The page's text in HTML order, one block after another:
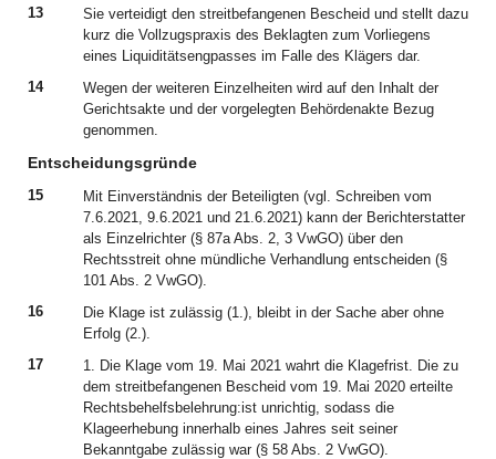
13
Sie verteidigt den streitbefangenen Bescheid und stellt dazu
kurz die Vollzugspraxis des Beklagten zum Vorliegens
eines Liquiditätsengpasses im Falle des Klägers dar.
14
Wegen der weiteren Einzelheiten wird auf den Inhalt der
Gerichtsakte und der vorgelegten Behördenakte Bezug
genommen.
Entscheidungsgründe
15
Mit Einverständnis der Beteiligten (vgl. Schreiben vom
7.6.2021, 9.6.2021 und 21.6.2021) kann der Berichterstatter
als Einzelrichter (§ 87a Abs. 2, 3 VwGO) über den
Rechtsstreit ohne mündliche Verhandlung entscheiden (§
101 Abs. 2 VwGO).
16
Die Klage ist zulässig (1.), bleibt in der Sache aber ohne
Erfolg (2.).
17
1. Die Klage vom 19. Mai 2021 wahrt die Klagefrist. Die zu
dem streitbefangenen Bescheid vom 19. Mai 2020 erteilte
Rechtsbehelfsbelehrung:ist unrichtig, sodass die
Klageerhebung innerhalb eines Jahres seit seiner
Bekanntgabe zulässig war (§ 58 Abs. 2 VwGO).